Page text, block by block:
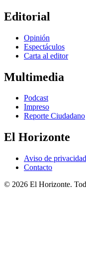
Editorial
Opinión
Espectáculos
Carta al editor
Multimedia
Podcast
Impreso
Reporte Ciudadano
El Horizonte
Aviso de privacidad
Contacto
© 2026 El Horizonte.